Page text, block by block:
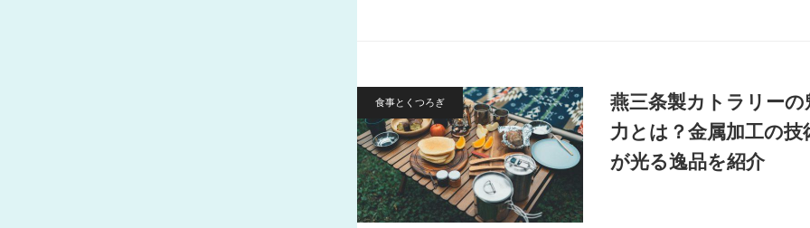
食事とくつろぎ
燕三条製カトラリーの
力とは？金属加工の技
が光る逸品を紹介